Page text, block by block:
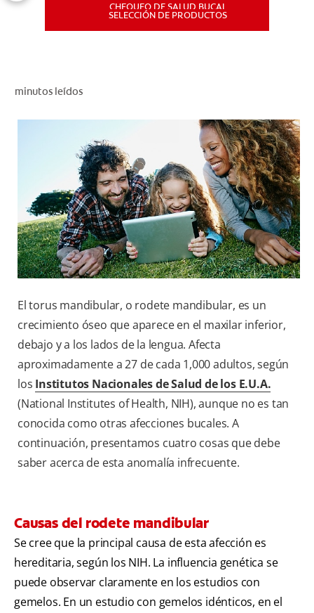
PARA PROFESIONALES
CUPONES
EC (ES)
SUSCRÍBETE
CHEQUEO DE SALUD BUCAL
SELECCIÓN DE PRODUCTOS
minutos leídos
El torus mandibular, o rodete mandibular, es un
crecimiento óseo que aparece en el maxilar inferior,
debajo y a los lados de la lengua. Afecta
aproximadamente a 27 de cada 1,000 adultos, según
los Institutos Nacionales de Salud de los E.U.A.
(National Institutes of Health, NIH), aunque no es tan
conocida como otras afecciones bucales. A
continuación, presentamos cuatro cosas que debe
saber acerca de esta anomalía infrecuente.
Causas del rodete mandibular
Se cree que la principal causa de esta afección es
hereditaria, según los NIH. La influencia genética se
puede observar claramente en los estudios con
gemelos. En un estudio con gemelos idénticos, en el